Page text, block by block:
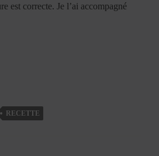
est correcte. Je l’ai accompagné
RECETTE